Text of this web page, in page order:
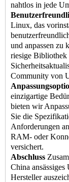
nahtlos in jede
Linux, das
und anpassen zu
riesige Bibliothek
Community von
einzigartige
bieten wir
Sie die
Anforderungen
RAM- oder
versichert.
Abschluss
China
Hersteller